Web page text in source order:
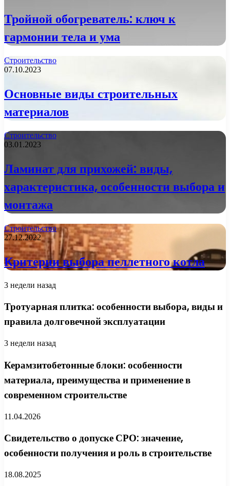
Тройной обогреватель: ключ к
гармонии тела и ума
Строительство
07.10.2023
Основные виды строительных
материалов
Строительство
03.01.2023
Ламинат для прихожей: виды,
характеристика, особенности выбора и
монтажа
Строительство
27.12.2022
Критерии выбора пеллетного котла
3 недели назад
Тротуарная плитка: особенности выбора, виды и
правила долговечной эксплуатации
3 недели назад
Керамзитобетонные блоки: особенности
материала, преимущества и применение в
современном строительстве
11.04.2026
Свидетельство о допуске СРО: значение,
особенности получения и роль в строительстве
18.08.2025